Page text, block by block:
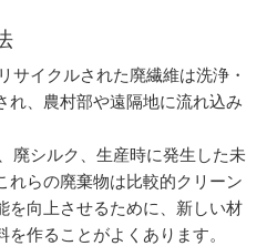
サイクルされた廃繊維は洗浄・
れ、農村部や遠隔地に流れ込み
廃シルク、生産時に発生した未
れらの廃棄物は比較的クリーン
を向上させるために、新しい材
作ることがよくあります。